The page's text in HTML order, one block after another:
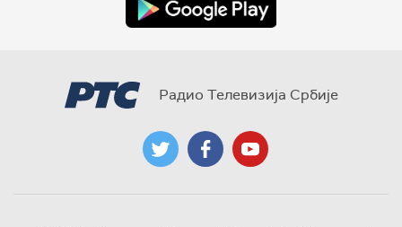
Радио Телевизија Србије